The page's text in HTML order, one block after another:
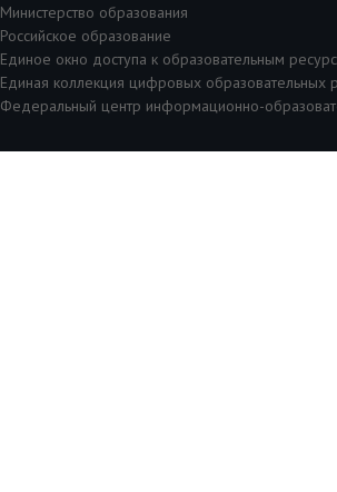
Министерство образования
Российское образование
Единое окно доступа к образовательным
Единая коллекция цифровых образовательных
Федеральный центр информационно-